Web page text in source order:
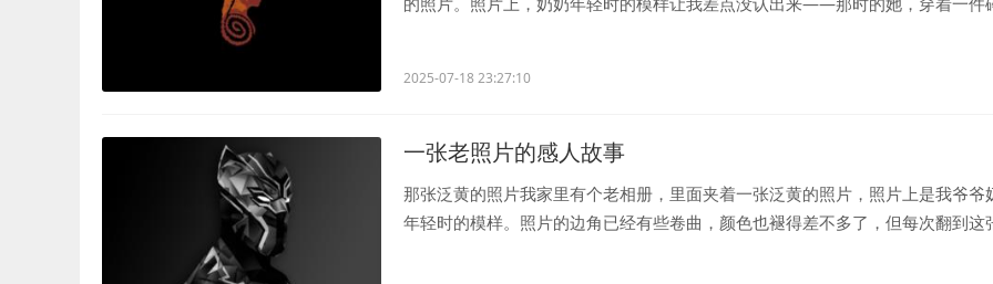
2025-07-18 23:27:10
一张老照片的感人故事
那张泛黄的照片我家里有个老相册，里面夹着一张泛黄的照片，照片上是我爷爷
年轻时的模样。照片的边角已经有些卷曲，颜色也褪得差不多了，但每次翻到这